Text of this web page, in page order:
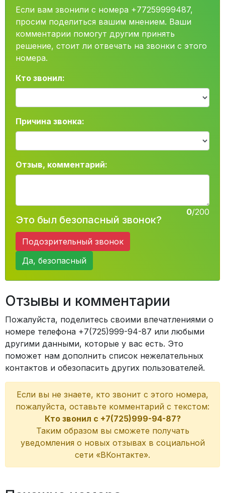
Если вам звонили с номера +77259999487,
просим поделиться вашим мнением. Ваши
комментарии помогут другим принять
решение, стоит ли отвечать на звонки с этого
номера.
Кто звонил:
Причина звонка:
Отзыв, комментарий:
0/200
Это был безопасный звонок?
Подозрительный звонок
Да, безопасный
Отзывы и комментарии
Пожалуйста, поделитесь своими впечатлениями о
номере телефона +7(725)999-94-87 или любыми
другими данными, которые у вас есть. Это
поможет нам дополнить список нежелательных
контактов и обезопасить других пользователей.
Если вы не знаете, кто звонит с этого номера,
пожалуйста, оставьте комментарий с текстом:
Кто звонил с +7(725)999-94-87?
Таким образом вы сможете получать
уведомления о новых отзывах в социальной
сети «ВКонтакте».